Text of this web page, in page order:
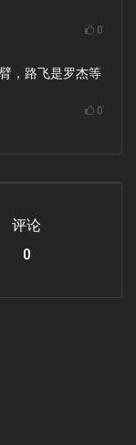
0
，路飞是罗杰等
0
评论
0